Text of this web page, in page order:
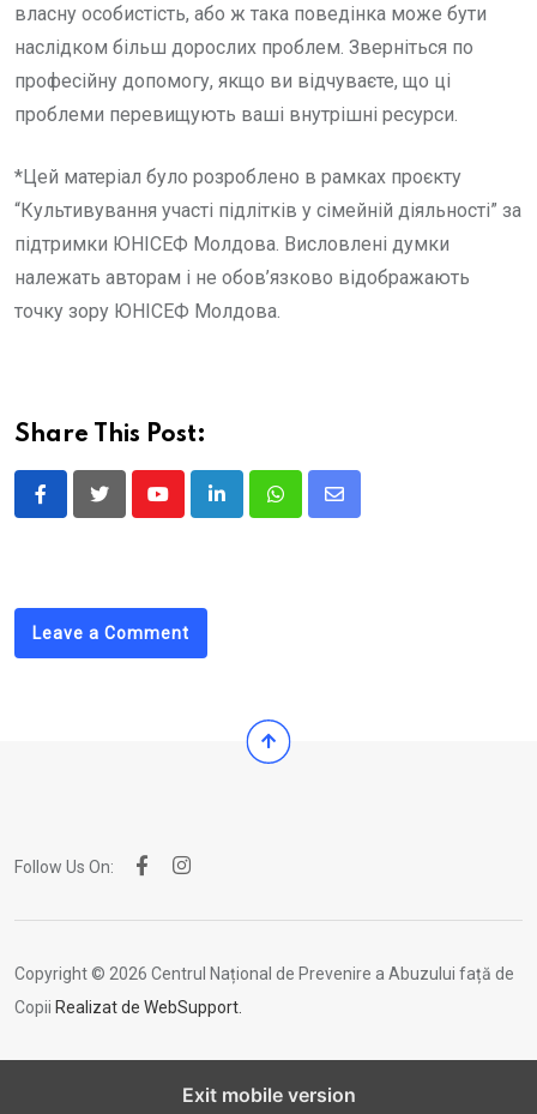
власну особистість, або ж така поведінка може бути
наслідком більш дорослих проблем. Зверніться по
професійну допомогу, якщо ви відчуваєте, що ці
проблеми перевищують ваші внутрішні ресурси.
*Цей матеріал було розроблено в рамках проєкту
“Культивування участі підлітків у сімейній діяльності” за
підтримки ЮНІСЕФ Молдова. Висловлені думки
належать авторам і не обов’язково відображають
точку зору ЮНІСЕФ Молдова.
Share This Post:
YoutubeLinkedInWhatsappShare
Leave a Comment
Follow Us On:
Copyright © 2026 Centrul Național de Prevenire a Abuzului față de
Copii Realizat de WebSupport.
Exit mobile version